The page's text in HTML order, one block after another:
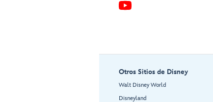
Otros Sitios de Disney
Walt Disney World
Disneyland